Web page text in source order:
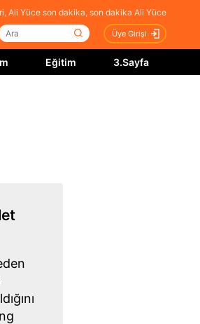
Ali Yüce son dakika, son dakika Ali Yüce
Üye Girişi
Eğitim 3.Sayfa